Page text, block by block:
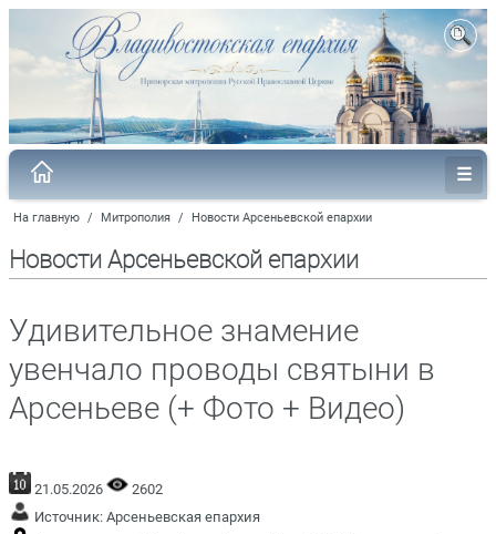
На главную / Митрополия / Новости Арсеньевской епархии
Новости Арсеньевской епархии
Удивительное знамение
увенчало проводы святыни в
Арсеньеве (+ Фото + Видео)
21.05.2026
2602
Источник: Арсеньевская епархия